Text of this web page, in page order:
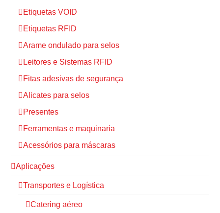
Etiquetas VOID
Etiquetas RFID
Arame ondulado para selos
Leitores e Sistemas RFID
Fitas adesivas de segurança
Alicates para selos
Presentes
Ferramentas e maquinaria
Acessórios para máscaras
Aplicações
Transportes e Logística
Catering aéreo